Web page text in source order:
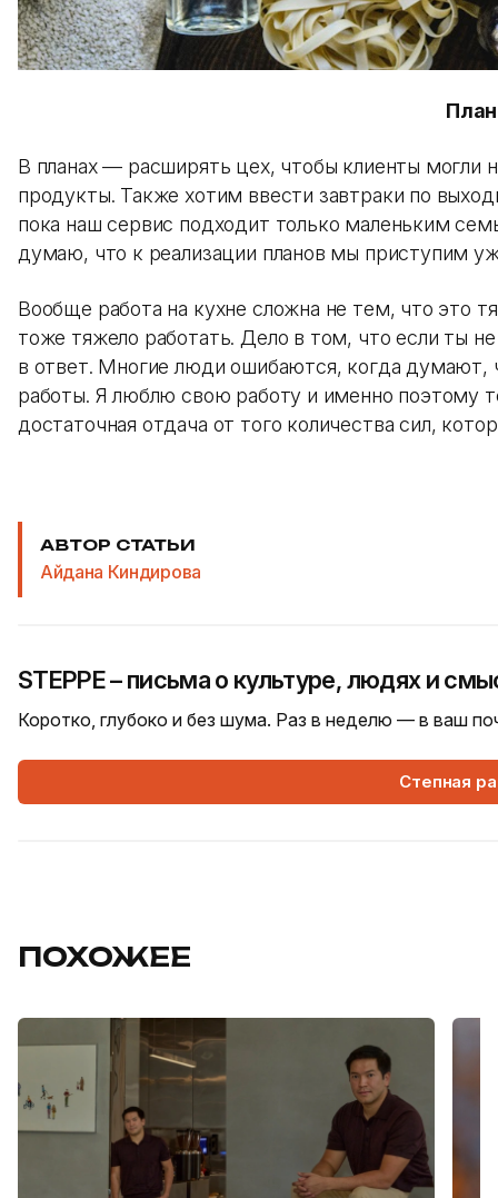
В планах — расширять цех, чтобы клиенты могли
продукты. Также хотим ввести завтраки по
пока наш сервис подходит только маленьким
думаю, что к реализации планов мы приступим
Вообще работа на кухне сложна не тем, что это
тоже тяжело работать. Дело в том, что если ты
в ответ. Многие люди ошибаются, когда
работы. Я люблю свою работу и именно поэтому
достаточная отдача от того количества сил,
АВТОР СТАТЬИ
Айдана Киндирова
STEPPE – письма о культуре, людях и
Коротко, глубоко и без шума. Раз в неделю — в ваш
Степная
ПОХОЖЕЕ